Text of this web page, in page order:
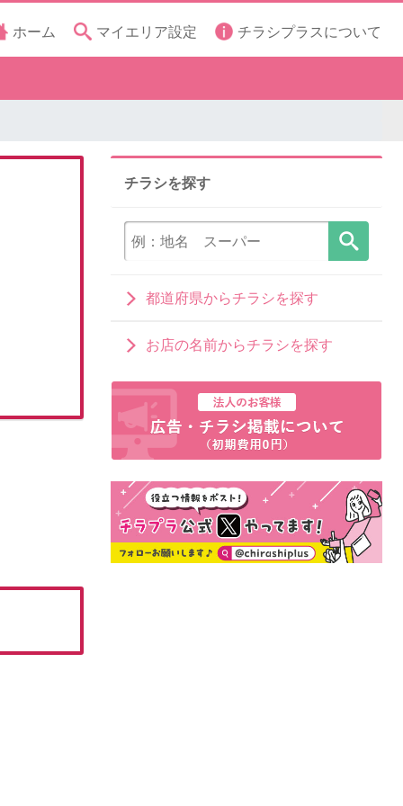
ホーム マイエリア設定 チラシプラスについて
チラシを探す
都道府県からチラシを探す
お店の名前からチラシを探す